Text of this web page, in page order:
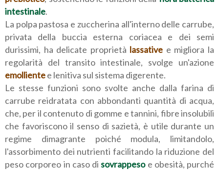
intestinale.
La polpa pastosa e zuccherina all'interno delle carrube,
privata della buccia esterna coriacea e dei semi
durissimi, ha delicate proprietà lassative e migliora la
regolarità del transito intestinale, svolge un'azione
emollientee lenitiva sul sistema digerente.
Le stesse funzioni sono svolte anche dalla farina di
carrube reidratata con abbondanti quantità di acqua,
che, per il contenuto di gomme e tannini, fibre insolubili
che favoriscono il senso di sazietà, è utile durante un
regime dimagrante poiché modula, limitandolo,
l'assorbimento dei nutrienti facilitando la riduzione del
peso corporeo in caso disovrappesoe obesità, purché